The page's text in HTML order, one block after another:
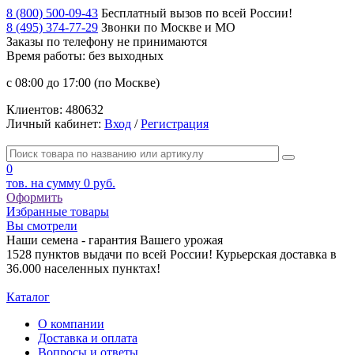
8 (800) 500-09-43 Бесплатный вызов по всей России!
8 (495) 374-77-29 Звонки по Москве и МО
Заказы по телефону не принимаются
Время работы: без выходных
с 08:00 до 17:00 (по Москве)
Клиентов: 480632
Личный кабинет: Вход /Регистрация
0
тов. на сумму 0 руб.
Оформить
Избранные товары
Вы смотрели
Наши семена - гарантия Вашего урожая
1528 пунктов выдачи по всей России! Курьерская доставка в
36.000 населенных пунктах!
Каталог
О компании
Доставка и оплата
Вопросы и ответы